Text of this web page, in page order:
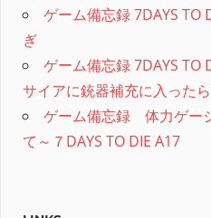
ゲーム備忘録 7DAYS TO
ぎ
ゲーム備忘録 7DAYS TO
サイアに銃器補充に入ったら
ゲーム備忘録 体力ゲー
て～７DAYS TO DIE A17